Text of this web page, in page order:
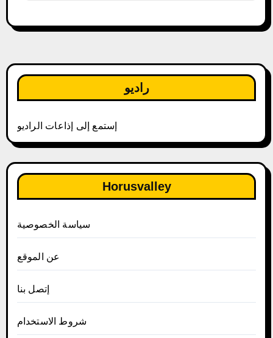
راديو
إستمع إلى إذاعات الراديو
Horusvalley
سياسة الخصوصية
عن الموقع
إتصل بنا
شروط الاستخدام